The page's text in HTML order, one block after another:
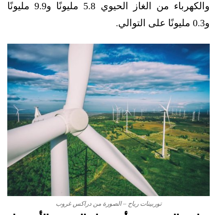
والكهرباء من الغاز الحيوي 5.8 مليونًا و9.9 مليونًا
و0.3 مليونًا على التوالي.
توربينات رياح – الصورة من دراكس غروب